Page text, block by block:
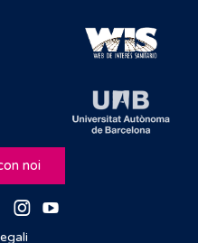
noi
Facebook
Instagram